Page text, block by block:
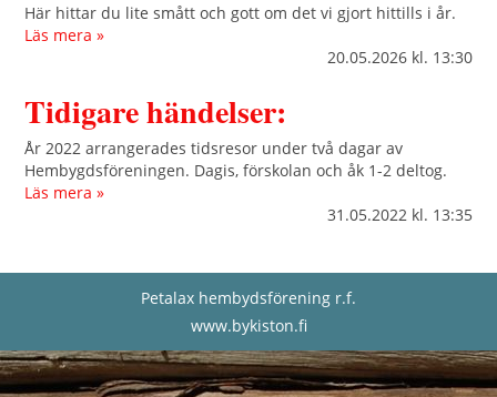
Här hittar du lite smått och gott om det vi gjort hittills i år.
Läs mera »
20.05.2026 kl. 13:30
Tidigare händelser:
År 2022 arrangerades tidsresor under två dagar av
Hembygdsföreningen. Dagis, förskolan och åk 1-2 deltog.
Läs mera »
31.05.2022 kl. 13:35
Petalax hembydsförening r.f.
www.bykiston.fi